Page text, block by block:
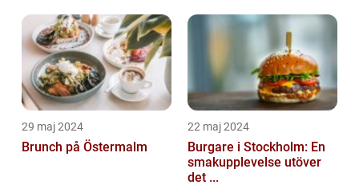
29 maj 2024
Brunch på Östermalm
22 maj 2024
Burgare i Stockholm: En
smakupplevelse utöver
det ...